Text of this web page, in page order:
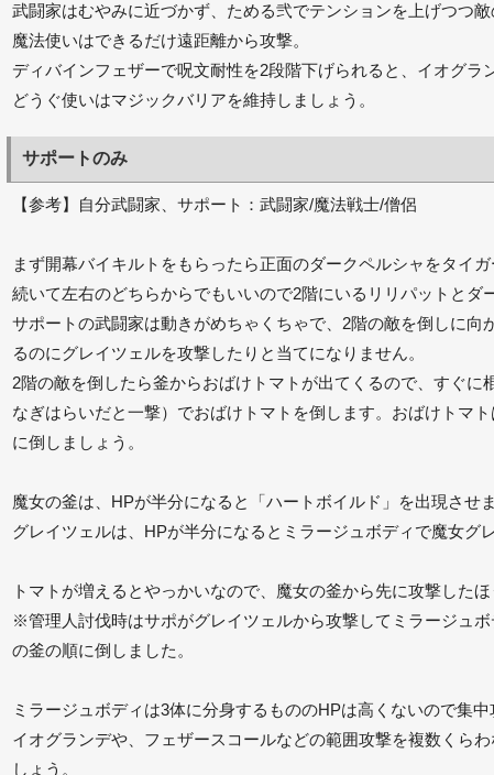
武闘家はむやみに近づかず、ためる弐でテンションを上げつつ
魔法使いはできるだけ遠距離から攻撃。
ディバインフェザーで呪文耐性を2段階下げられると、イオグ
どうぐ使いはマジックバリアを維持しましょう。
サポートのみ
【参考】自分武闘家、サポート：武闘家/魔法戦士/僧侶
まず開幕バイキルトをもらったら正面のダークペルシャをタイ
続いて左右のどちらからでもいいので2階にいるリリパットと
サポートの武闘家は動きがめちゃくちゃで、2階の敵を倒しに向
るのにグレイツェルを攻撃したりと当てになりません。
2階の敵を倒したら釜からおばけトマトが出てくるので、すぐ
なぎはらいだと一撃）でおばけトマトを倒します。おばけトマ
に倒しましょう。
魔女の釜は、HPが半分になると「ハートボイルド」を出現させ
グレイツェルは、HPが半分になるとミラージュボディで魔女グ
トマトが増えるとやっかいなので、魔女の釜から先に攻撃した
※管理人討伐時はサポがグレイツェルから攻撃してミラージュ
の釜の順に倒しました。
ミラージュボディは3体に分身するもののHPは高くないので集
イオグランデや、フェザースコールなどの範囲攻撃を複数くら
しょう。